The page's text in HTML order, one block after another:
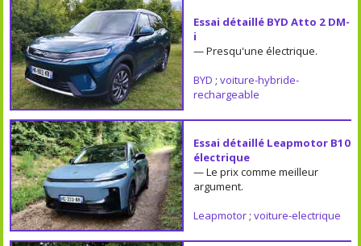
Essai détaillé BYD Atto 2 DM-
i
— Presqu'une électrique.
BYD ; voiture-hybride-
rechargeable
Essai détaillé Leapmotor B10
électrique
— Le prix comme meilleur
argument.
Leapmotor; voiture-electrique